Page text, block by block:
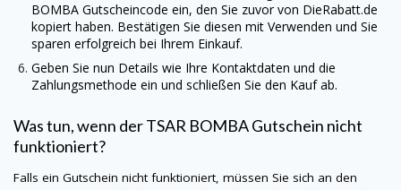
BOMBA Gutscheincode ein, den Sie zuvor von DieRabatt.de
kopiert haben. Bestätigen Sie diesen mit Verwenden und Sie
sparen erfolgreich bei Ihrem Einkauf.
Geben Sie nun Details wie Ihre Kontaktdaten und die
Zahlungsmethode ein und schließen Sie den Kauf ab.
Was tun, wenn der TSAR BOMBA Gutschein nicht
funktioniert?
Falls ein Gutschein nicht funktioniert, müssen Sie sich an den